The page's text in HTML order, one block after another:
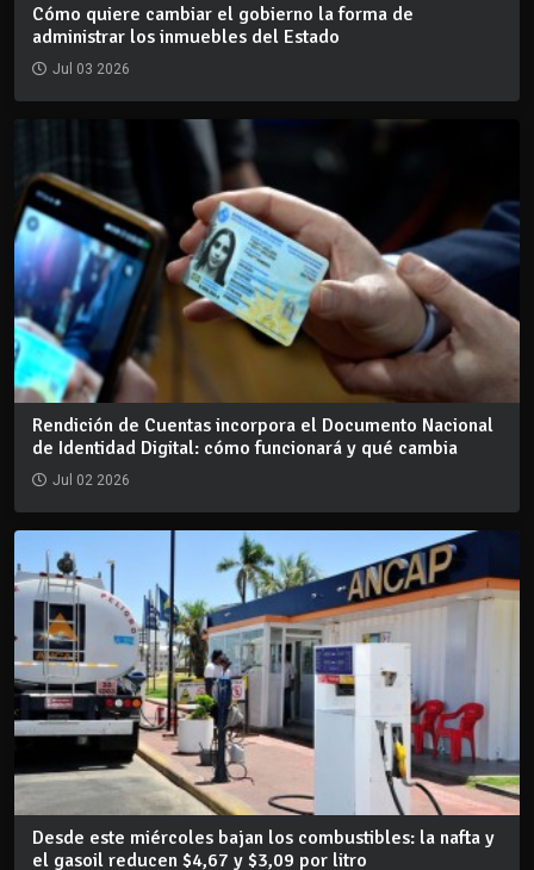
Cómo quiere cambiar el gobierno la forma de
administrar los inmuebles del Estado
Jul 03 2026
Rendición de Cuentas incorpora el Documento Nacional
de Identidad Digital: cómo funcionará y qué cambia
Jul 02 2026
Desde este miércoles bajan los combustibles: la nafta y
el gasoil reducen $4,67 y $3,09 por litro